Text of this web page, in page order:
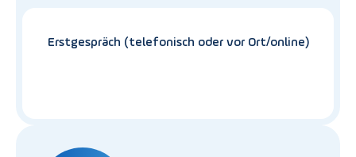
Erstgespräch (telefonisch oder vor Ort/online)